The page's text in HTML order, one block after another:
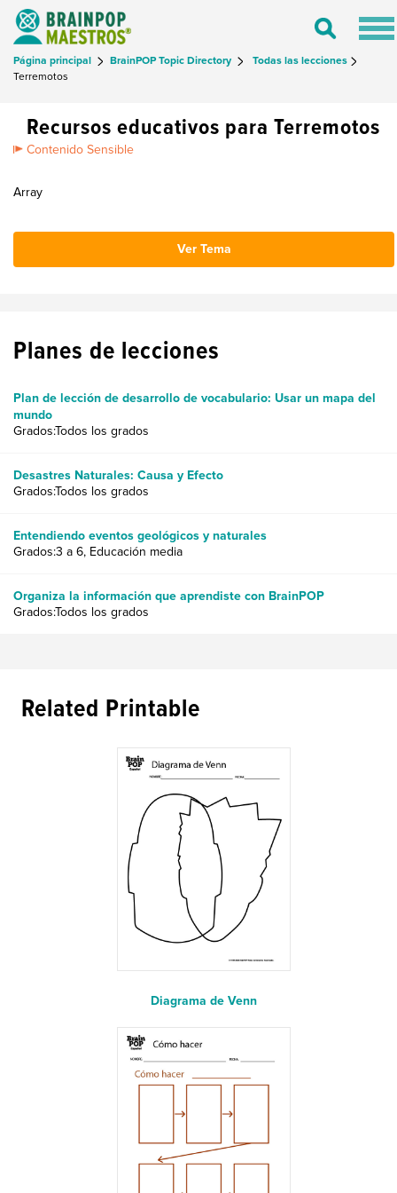
Toggle
Página principal BrainPOP Topic Directory
Todas las lecciones
Terremotos
Recursos educativos para Terremotos
Contenido Sensible
Array
Ver Tema
Planes de lecciones
Plan de lección de desarrollo de vocabulario: Usar un mapa del
mundo
Grados:Todos los grados
Desastres Naturales: Causa y Efecto
Grados:Todos los grados
Entendiendo eventos geológicos y naturales
Grados:3 a 6, Educación media
Organiza la información que aprendiste con BrainPOP
Grados:Todos los grados
Related Printable
Diagrama de Venn